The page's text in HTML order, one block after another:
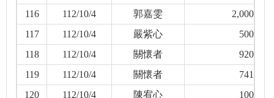
116
112/10/4 郭嘉雯
2,000
117
112/10/4 嚴紫心
500
118
112/10/4 關懷者
920
119
112/10/4 關懷者
741
120
112/10/4 陳宥心
100